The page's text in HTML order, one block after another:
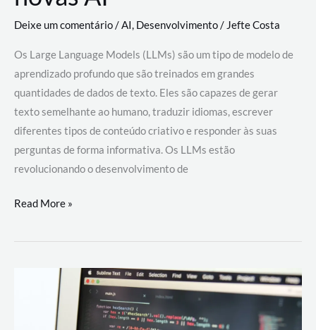
Deixe um comentário/AI, Desenvolvimento/ Jefte Costa
Os Large Language Models (LLMs) são um tipo de modelo de
aprendizado profundo que são treinados em grandes
quantidades de dados de texto. Eles são capazes de gerar
texto semelhante ao humano, traduzir idiomas, escrever
diferentes tipos de conteúdo criativo e responder às suas
perguntas de forma informativa. Os LLMs estão
revolucionando o desenvolvimento de
Large
Models
Read More »